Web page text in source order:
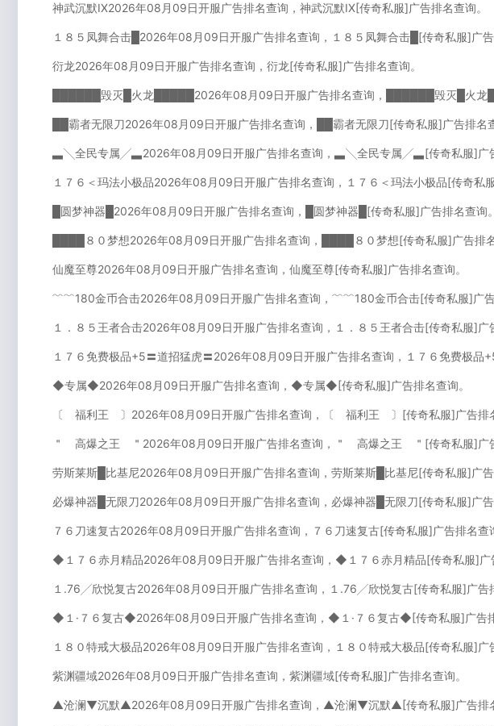
神武沉默IX2026年08月09日开服广告排名查询，神武沉默IX[传奇私服]广告排名查询。
１８５凤舞合击█2026年08月09日开服广告排名查询，１８５凤舞合击█[传奇私服]广告
衍龙2026年08月09日开服广告排名查询，衍龙[传奇私服]广告排名查询。
██████毁灭█火龙█████2026年08月09日开服广告排名查询，██████毁灭█火龙
██霸者无限刀2026年08月09日开服广告排名查询，██霸者无限刀[传奇私服]广告排名
▃╲全民专属╱▃2026年08月09日开服广告排名查询，▃╲全民专属╱▃[传奇私服]广告
１７６＜玛法小极品2026年08月09日开服广告排名查询，１７６＜玛法小极品[传奇私
█圆梦神器█2026年08月09日开服广告排名查询，█圆梦神器█[传奇私服]广告排名查询。
████８０梦想2026年08月09日开服广告排名查询，████８０梦想[传奇私服]广告排名
仙魔至尊2026年08月09日开服广告排名查询，仙魔至尊[传奇私服]广告排名查询。
﹌﹌180金币合击2026年08月09日开服广告排名查询，﹌﹌180金币合击[传奇私服]广告
１．８５王者合击2026年08月09日开服广告排名查询，１．８５王者合击[传奇私服]广
１７６免费极品+5〓道招猛虎〓2026年08月09日开服广告排名查询，１７６免费极品
◆专属◆2026年08月09日开服广告排名查询，◆专属◆[传奇私服]广告排名查询。
〔 福利王 〕2026年08月09日开服广告排名查询，〔 福利王 〕[传奇私服]广告排
＂ 高爆之王 ＂2026年08月09日开服广告排名查询，＂ 高爆之王 ＂[传奇私服]广告
劳斯莱斯█比基尼2026年08月09日开服广告排名查询，劳斯莱斯█比基尼[传奇私服]广告
必爆神器█无限刀2026年08月09日开服广告排名查询，必爆神器█无限刀[传奇私服]广告
７６刀速复古2026年08月09日开服广告排名查询，７６刀速复古[传奇私服]广告排名查
◆１７６赤月精品2026年08月09日开服广告排名查询，◆１７６赤月精品[传奇私服]广
１.76╱欣悦复古2026年08月09日开服广告排名查询，１.76╱欣悦复古[传奇私服]广告
◆１·７６复古◆2026年08月09日开服广告排名查询，◆１·７６复古◆[传奇私服]广告排
１８０特戒大极品2026年08月09日开服广告排名查询，１８０特戒大极品[传奇私服]广
紫渊疆域2026年08月09日开服广告排名查询，紫渊疆域[传奇私服]广告排名查询。
▲沧澜▼沉默▲2026年08月09日开服广告排名查询，▲沧澜▼沉默▲[传奇私服]广告排